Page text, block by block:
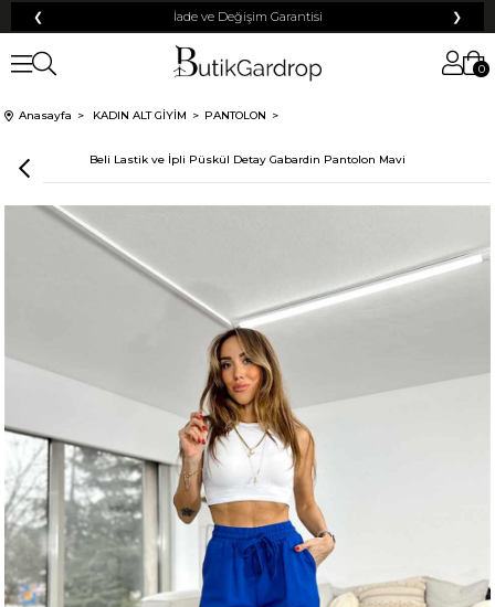
❮ İade ve Değişim Garantisi ❯
0
Anasayfa KADIN ALT GİYİM PANTOLON
Beli Lastik ve İpli Püskül Detay Gabardin Pantolon Mavi